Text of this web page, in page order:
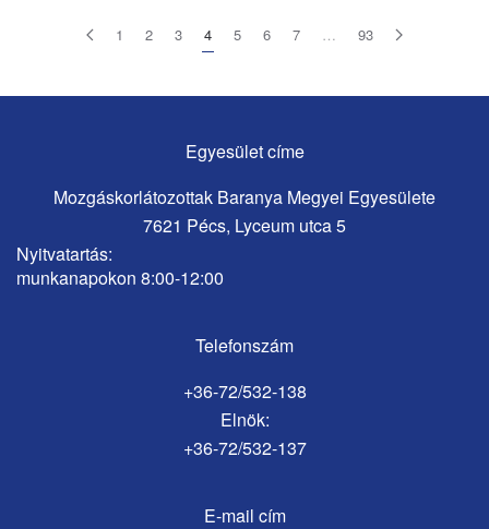
1 2 3 4 5 6 7 … 93
Egyesület címe
Mozgáskorlátozottak Baranya Megyei Egyesülete
7621 Pécs, Lyceum utca 5
Nyitvatartás:
munkanapokon 8:00-12:00
Telefonszám
+36-72/532-138
Elnök:
+36-72/532-137
E-mail cím